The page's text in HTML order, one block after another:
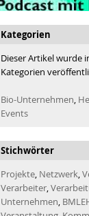
Kategorien
Dieser Artikel wurde
Kategorien
Bio-Unternehmen
Events
Stichwörter
Projekte Netzwerk
Verarbeiter
Unternehmen